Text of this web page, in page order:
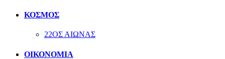
ΚΟΣΜΟΣ
22ΟΣ ΑΙΩΝΑΣ
ΟΙΚΟΝΟΜΙΑ